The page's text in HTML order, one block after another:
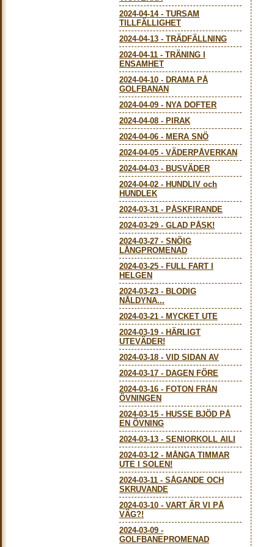
2024-04-14- TURSAM
TILLFÄLLIGHET
2024-04-13 - TRÄDFÄLLNING
2024-04-11 - TRÄNING I
ENSAMHET
2024-04-10 - DRAMA PÅ
GOLFBANAN
2024-04-09 - NYA DOFTER
2024-04-08 - PIRAK
2024-04-06 - MERA SNÖ
2024-04-05 - VÄDERPÅVERKAN
2024-04-03 - BUSVÄDER
2024-04-02 - HUNDLIV och
HUNDLEK
2024-03-31 - PÅSKFIRANDE
2024-03-29 - GLAD PÅSK!
2024-03-27 - SNÖIG
LÅNGPROMENAD
2024-03-25 - FULL FART I
HELGEN
2024-03-23 - BLODIG
NÅLDYNA...
2024-03-21 - MYCKET UTE
2024-03-19 - HÄRLIGT
UTEVÄDER!
2024-03-18 - VID SIDAN AV
2024-03-17 - DAGEN FÖRE
2024-03-16 - FOTON FRÅN
ÖVNINGEN
2024-03-15 - HUSSE BJÖD PÅ
EN ÖVNING
2024-03-13 - SENIORKOLL AILI
2024-03-12 - MÅNGA TIMMAR
UTE I SOLEN!
2024-03-11 - SÅGANDE OCH
SKRUVANDE
2024-03-10 - VART ÄR VI PÅ
VÄG?!
2024-03-09 -
GOLFBANEPROMENAD